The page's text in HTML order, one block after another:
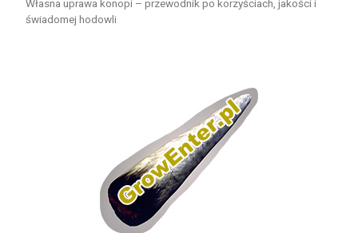
Własna uprawa konopi – przewodnik po korzyściach, jakości i
świadomej hodowli